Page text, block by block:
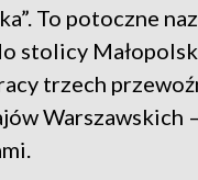
To potoczne
stolicy
trzech